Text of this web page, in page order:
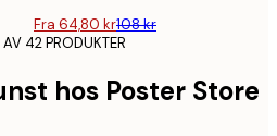
Fra 64,80 kr108 kr
42 PRODUKTER
hos Poster Store